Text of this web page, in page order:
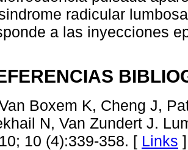
radicular
a las inyecciones
Boxem K, Cheng J,
N, Van Zundert J.
10 (4):339-358. [ Links ]